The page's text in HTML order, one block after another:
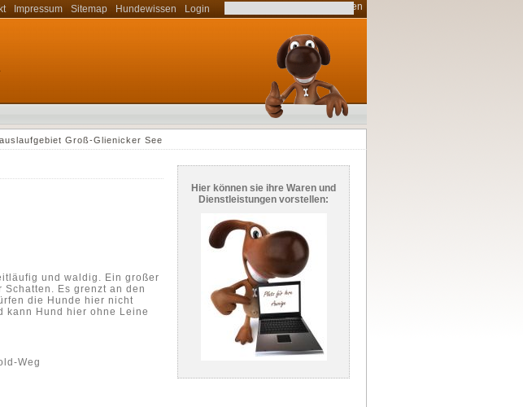
Impressum Sitemap Hundewissen Login
Groß-Glienicker See
und waldig. Ein großer
Schatten. Es grenzt an den
die Hunde hier nicht
kann Hund hier ohne Leine
Weg
Hier können sie ihre Waren und
Dienstleistungen vorstellen: